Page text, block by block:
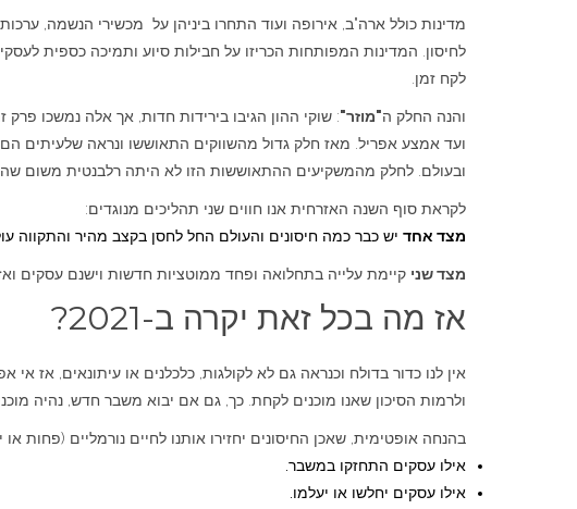
מדינות כולל ארה"ב, אירופה ועוד התחרו ביניהן על מכשירי הנשמה,
לחיסון. המדינות המפותחות הכריזו על חבילות סיוע ותמיכה כספית
לקח זמן.
והנה החלק ה"מוזר": שוקי ההון הגיבו בירידות חדות, אך אלה נמשכו
ועד אמצע אפריל. מאז חלק גדול מהשווקים התאוששו ונראה שלעיתים
ובעולם. לחלק מהמשקיעים ההתאוששות הזו לא היתה רלבנטית משום
לקראת סוף השנה האזרחית אנו חווים שני תהליכים מנוגדים:
מצד אחד יש כבר כמה חיסונים והעולם החל לחסן בקצב מהיר והתקווה
מצד שני קיימת עלייה בתחלואה ופחד ממוטציות חדשות וישנם עסקים
אז מה בכל זאת יקרה ב-2021?
אין לנו כדור בדולח וכנראה גם לא לקולגות, כלכלנים או עיתונאים,
ולרמות הסיכון שאנו מוכנים לקחת. כך, גם אם יבוא משבר חדש, נהיה
בהנחה אופטימית, שאכן החיסונים יחזירו אותנו לחיים נורמליים (פחות
אילו עסקים התחזקו במשבר.
אילו עסקים יחלשו או יעלמו.